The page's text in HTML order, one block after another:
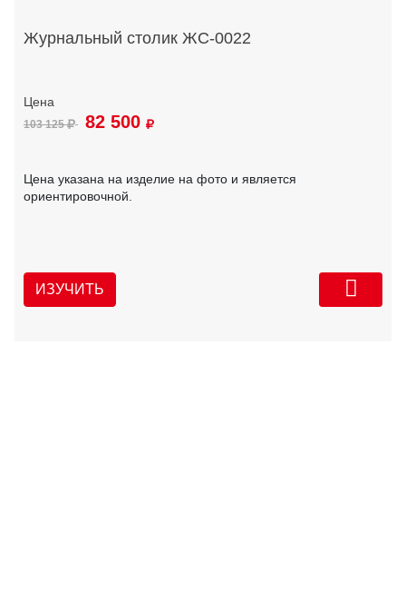
Журнальный столик ЖС-0022
103 125 82 500
Цена указана на изделие на фото и является
ориентировочной.
ИЗУЧИТЬ